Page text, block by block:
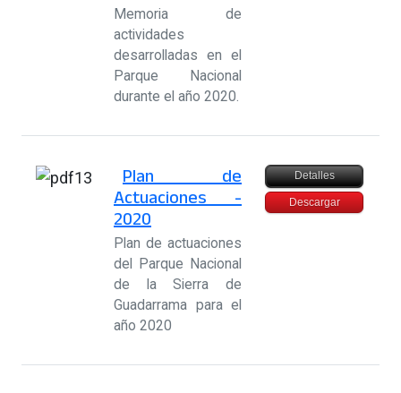
Memoria de
actividades
desarrolladas en el
Parque Nacional
durante el año 2020.
Plan de
Actuaciones -
2020
Plan de actuaciones
del Parque Nacional
de la Sierra de
Guadarrama para el
año 2020
Detalles
Descargar